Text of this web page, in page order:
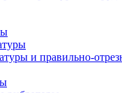
и правильно-